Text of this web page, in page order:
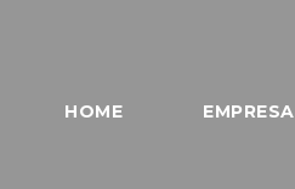
HOME EMPRESA